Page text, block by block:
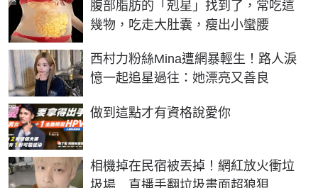
腹部脂肪的「剋星」找到了，常吃這
幾物，吃走大肚囊，瘦出小蠻腰
西村力粉絲Mina遭網暴輕生！路人淚
憶一起追星過往：她漂亮又善良
做到這點才有資格說愛你
PR
相機掉在民宿被丟掉！網紅放火衝垃